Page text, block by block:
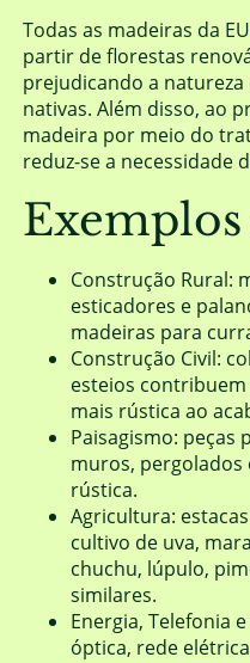
Todas as madeiras da
partir de florestas
prejudicando a
nativas. Além disso, ao
madeira por meio do
reduz-se a necessidade
Exemplos
Construção Rural:
esticadores e
madeiras para
Construção Civil:
esteios
mais rústica ao
Paisagismo: peças
muros,
rústica.
Agricultura:
cultivo de uva,
chuchu, lúpulo,
similares.
Energia, Telefonia
óptica, rede